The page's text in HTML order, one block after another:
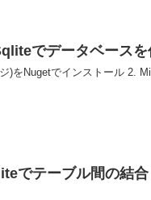
でデータベースを
をNugetでインストール 2.
でテーブル間の結合